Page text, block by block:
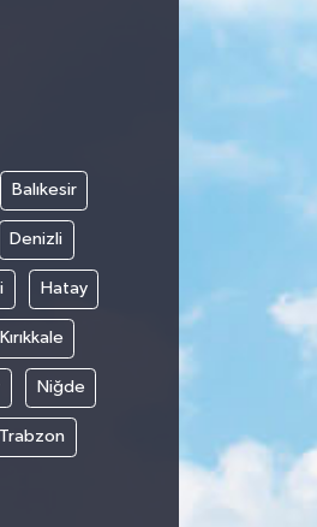
Balıkesir
Denizli
Hatay
Kırıkkale
Niğde
Trabzon